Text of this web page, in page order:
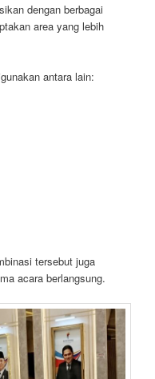
dengan berbagai
area yang lebih
antara lain:
tersebut juga
acara berlangsung.